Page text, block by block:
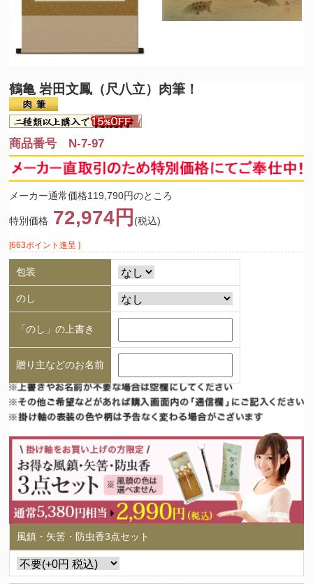
鶴亀 岩田文鳳（尺八立）肉筆！
商品番号 N-7-97
メーカー通常価格119,790円のところ
特別価格 72,974円 (税込)
[663ポイント進呈 ]
包装
のし
「のし」の上書き
贈り主などのお名前
風鎮・矢筈・防虫香3点セット